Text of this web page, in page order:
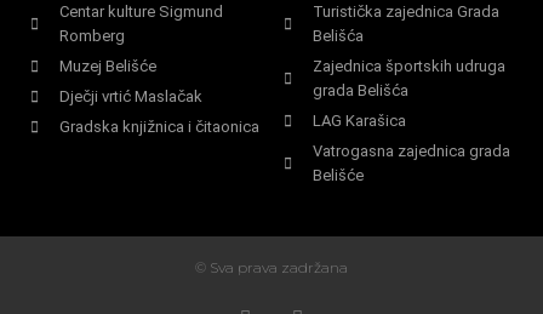
Centar kulture Sigmund
Romberg
Muzej Belišće
Dječji vrtić Maslačak
Gradska knjižnica i čitaonica
Turistička zajednica Grada
Belišća
Zajednica športskih udruga
grada Belišća
LAG Karašica
Vatrogasna zajednica grada
Belišće
© Sva prava zadržana